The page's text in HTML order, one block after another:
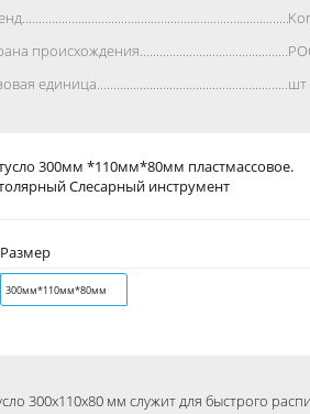
шт
300мм *110мм*80мм пластмассовое.
Слесарный инструмент
Размер
300мм*110мм*80мм
300х110х80 мм служит для быстрого